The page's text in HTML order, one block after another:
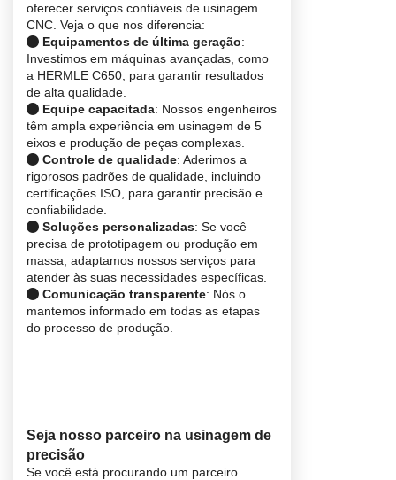
oferecer serviços confiáveis de usinagem
CNC. Veja o que nos diferencia:
Equipamentos de última geração:
Investimos em máquinas avançadas, como
a HERMLE C650, para garantir resultados
de alta qualidade.
Equipe capacitada: Nossos engenheiros
têm ampla experiência em usinagem de 5
eixos e produção de peças complexas.
Controle de qualidade: Aderimos a
rigorosos padrões de qualidade, incluindo
certificações ISO, para garantir precisão e
confiabilidade.
Soluções personalizadas: Se você
precisa de prototipagem ou produção em
massa, adaptamos nossos serviços para
atender às suas necessidades específicas.
Comunicação transparente: Nós o
mantemos informado em todas as etapas
do processo de produção.
Seja nosso parceiro na usinagem de
precisão
Se você está procurando um parceiro